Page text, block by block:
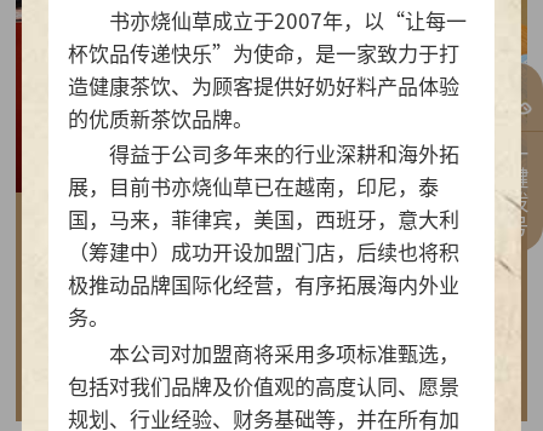
一键拨号
2026-07-30
做实亲民茶饮！书亦烧仙草以“有料品类之王”拿
下2026新茶饮TOP10
查看详情
书亦烧仙草成立于2007年，以“让每一
杯饮品传递快乐”为使命，是一家致力于打
造健康茶饮、为顾客提供好奶好料产品体验
的优质新茶饮品牌。
得益于公司多年来的行业深耕和海外拓
展，目前书亦烧仙草已在越南，印尼，泰
国，马来，菲律宾，美国，西班牙，意大利
（筹建中）成功开设加盟门店，后续也将积
极推动品牌国际化经营，有序拓展海内外业
务。
本公司对加盟商将采用多项标准甄选，
包括对我们品牌及价值观的高度认同、愿景
规划、行业经验、财务基础等，并在所有加